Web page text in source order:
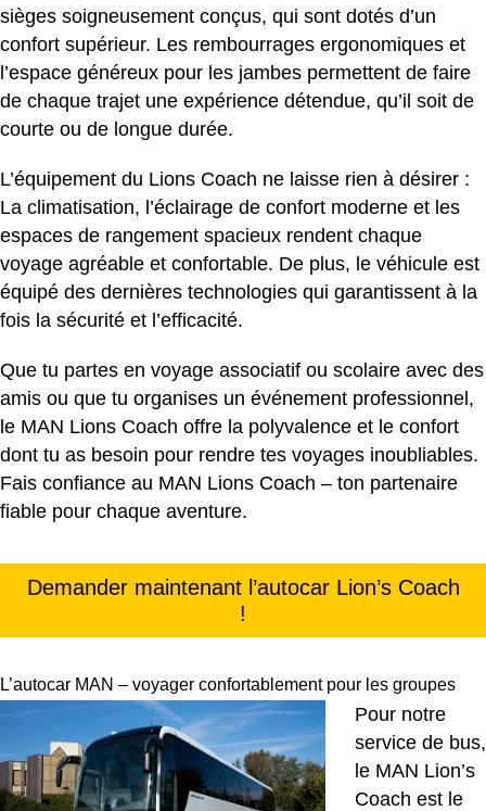
sièges soigneusement conçus, qui sont dotés d’un
confort supérieur. Les rembourrages ergonomiques et
l’espace généreux pour les jambes permettent de faire
de chaque trajet une expérience détendue, qu’il soit de
courte ou de longue durée.
L’équipement du Lions Coach ne laisse rien à désirer :
La climatisation, l’éclairage de confort moderne et les
espaces de rangement spacieux rendent chaque
voyage agréable et confortable. De plus, le véhicule est
équipé des dernières technologies qui garantissent à la
fois la sécurité et l’efficacité.
Que tu partes en voyage associatif ou scolaire avec des
amis ou que tu organises un événement professionnel,
le MAN Lions Coach offre la polyvalence et le confort
dont tu as besoin pour rendre tes voyages inoubliables.
Fais confiance au MAN Lions Coach – ton partenaire
fiable pour chaque aventure.
Demander maintenant l’autocar Lion’s Coach
!
L’autocar MAN – voyager confortablement pour les groupes
Pour notre
service de bus,
le MAN Lion’s
Coach est le